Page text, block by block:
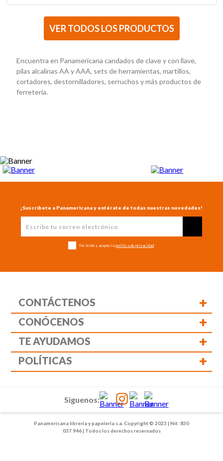
Encuentra en Panamericana candados de clave y con llave,
pilas alcalinas AA y AAA, sets de herramientas, martillos,
cortadores, destornilladores, serruchos y más productos de
ferretería.
¡Suscríbete a Panamericana y entérate de todas nuestras novedades!
He leído y acepto la política de privacidad
CONTÁCTENOS +
CONÓCENOS +
TE AYUDAMOS +
POLÍTICAS +
Panamericana librería y papelería s.a. Copyright © 2023 | Nit: 830
037 946 | Todos los derechos reservados
Siguenos: